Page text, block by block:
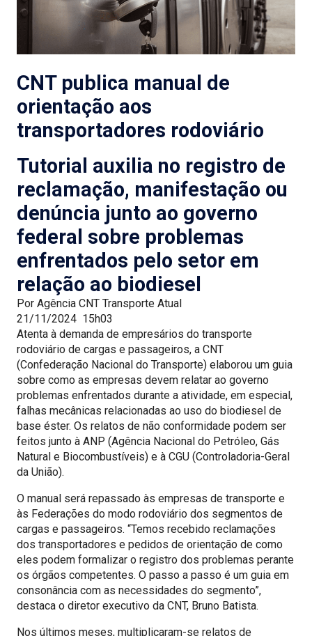
CNT publica manual de
orientação aos
transportadores rodoviário
Tutorial auxilia no registro de
reclamação, manifestação ou
denúncia junto ao governo
federal sobre problemas
enfrentados pelo setor em
relação ao biodiesel
Por Agência CNT Transporte Atual
21/11/2024 15h03
Atenta à demanda de empresários do transporte
rodoviário de cargas e passageiros, a CNT
(Confederação Nacional do Transporte) elaborou um guia
sobre como as empresas devem relatar ao governo
problemas enfrentados durante a atividade, em especial,
falhas mecânicas relacionadas ao uso do biodiesel de
base éster. Os relatos de não conformidade podem ser
feitos junto à ANP (Agência Nacional do Petróleo, Gás
Natural e Biocombustíveis) e à CGU (Controladoria-Geral
da União).
O manual será repassado às empresas de transporte e
às Federações do modo rodoviário dos segmentos de
cargas e passageiros. “Temos recebido reclamações
dos transportadores e pedidos de orientação de como
eles podem formalizar o registro dos problemas perante
os órgãos competentes. O passo a passo é um guia em
consonância com as necessidades do segmento”,
destaca o diretor executivo da CNT, Bruno Batista.
Nos últimos meses, multiplicaram-se relatos de